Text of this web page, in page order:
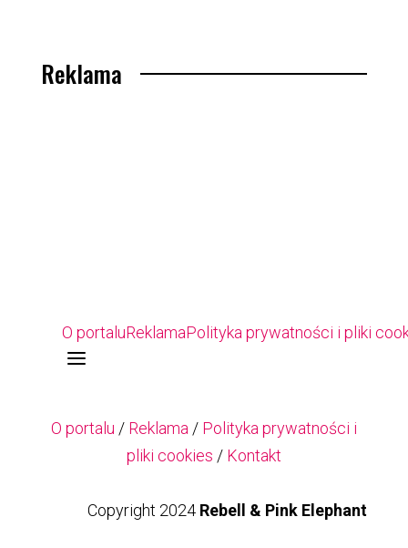
Reklama
O portaluReklamaPolityka prywatności i pliki
a
O portalu / Reklama / Polityka prywatności i
pliki cookies / Kontakt
Copyright 2024 Rebell & Pink Elephant